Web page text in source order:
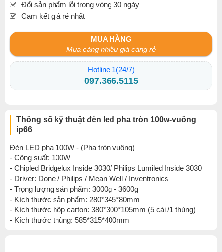
Đổi sản phẩm lỗi trong vòng 30 ngày
Cam kết giá rẻ nhất
MUA HÀNG
Mua càng nhiều giá càng rẻ
Hotline 1(24/7)
097.366.5115
Thông số kỹ thuật đèn led pha tròn 100w-vuông
ip66
Đèn LED pha 100W - (Pha tròn vuông)
- Công suất: 100W
- Chipled Bridgelux Inside 3030/ Philips Lumiled Inside 3030
- Driver: Done / Philips / Mean Well / Inventronics
- Trọng lượng sản phẩm: 3000g - 3600g
- Kích thước sản phẩm: 280*345*80mm
- Kích thước hộp carton: 380*300*105mm (5 cái /1 thùng)
- Kích thước thùng: 585*315*400mm